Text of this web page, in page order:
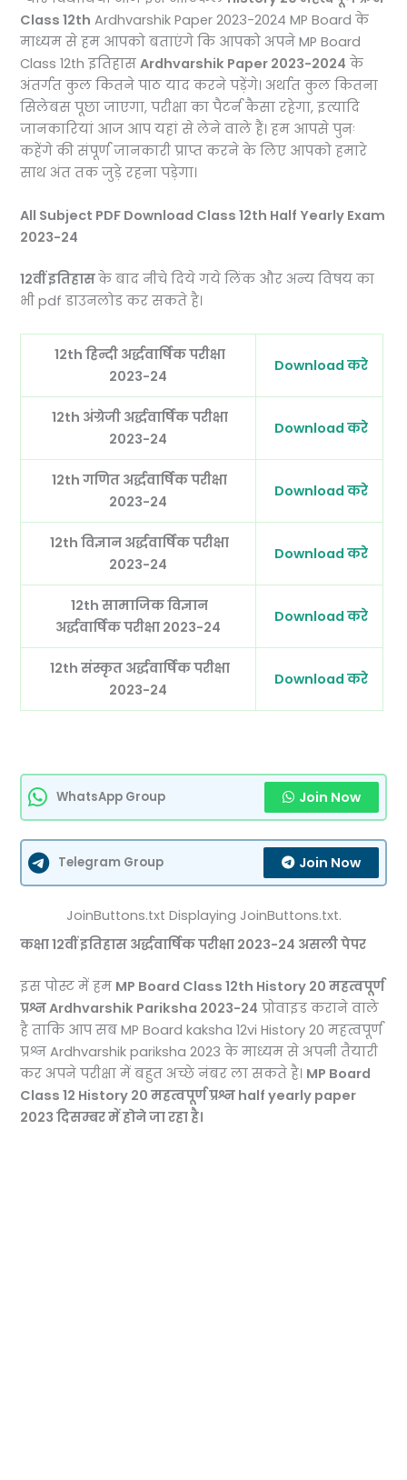
Class 12th Ardhvarshik Paper 2023-2024 MP Board के
माध्यम से हम आपको बताएंगे कि आपको अपने MP Board
Class 12th इतिहासArdhvarshik Paper 2023-2024 के
अंतर्गत कुल कितने पाठ याद करने पड़ेंगे। अर्थात कुल कितना
सिलेबस पूछा जाएगा, परीक्षा का पैटर्न कैसा रहेगा, इत्यादि
जानकारियां आज आप यहां से लेने वाले हैं। हम आपसे पुनः
कहेंगे की संपूर्ण जानकारी प्राप्त करने के लिए आपको हमारे
साथ अंत तक जुड़े रहना पड़ेगा।
All Subject PDF Download Class 12th Half Yearly Exam
2023-24
12वींइतिहासके बाद नीचे दिये गये लिंक और अन्य विषय का
भी pdf डाउनलोड कर सकते है।
12th हिन्दी अर्द्धवार्षिक परीक्षा
2023-24
Download करे
12th अंग्रेजी अर्द्धवार्षिक परीक्षा
2023-24
Download करे
12th गणित अर्द्धवार्षिक परीक्षा
2023-24
Download करे
12th विज्ञान अर्द्धवार्षिक परीक्षा
2023-24
Download करे
12th सामाजिक विज्ञान
अर्द्धवार्षिक परीक्षा 2023-24
Download करे
12th संस्कृत अर्द्धवार्षिक परीक्षा
2023-24
Download करे
WhatsApp Group Join Now
Telegram Group Join Now
JoinButtons.txt Displaying JoinButtons.txt.
कक्षा 12वीं इतिहास अर्द्धवार्षिक परीक्षा 2023-24 असली पेपर
इस पोस्ट में हम MP Board Class 12th History 20 महत्वपूर्ण
प्रश्न Ardhvarshik Pariksha 2023-24 प्रोवाइड कराने वाले
है ताकि आप सब MP Board kaksha 12vi History 20 महत्वपूर्ण
प्रश्न Ardhvarshik pariksha 2023 के माध्यम से अपनी तैयारी
कर अपने परीक्षा में बहुत अच्छे नंबर ला सकते है। MP Board
Class 12 History 20 महत्वपूर्ण प्रश्न half yearly paper
2023 दिसम्बर में होने जा रहा है।